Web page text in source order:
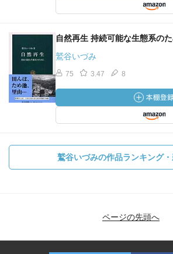
自然再生 持続可能な生態系の
鷲谷いづみ
75 3.47 8
鷲谷いづみの作品ランキング
ページの先頭へ